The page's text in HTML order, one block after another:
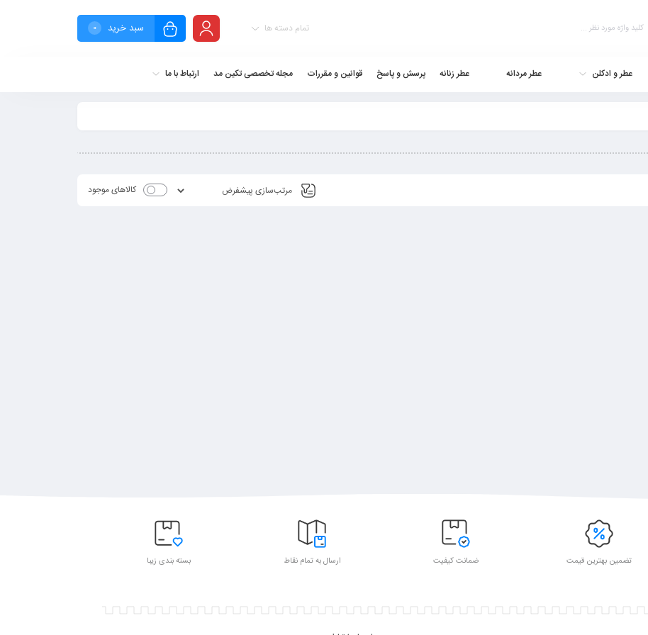
سبد خرید 0 تمام دسته ها
عطر و ادکلن عطر مردانه عطر زنانه پرسش و پاسخ قوانین و مقررات مجله تخصصی تکین مد ارتباط با ما
کالاهای موجود
تضمین بهترین قیمت ضمانت کیفیت ارسال به تمام نقاط بسته بندی زیبا